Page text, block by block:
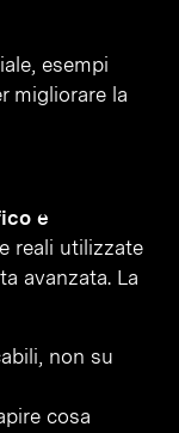
esempi
migliorare la
e
reali utilizzate
avanzata. La
non su
cosa